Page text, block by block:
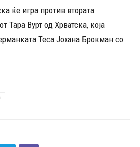
ќе игра против втората
Тара Вурт од Хрватска, која
Теса Јохана Брокман со